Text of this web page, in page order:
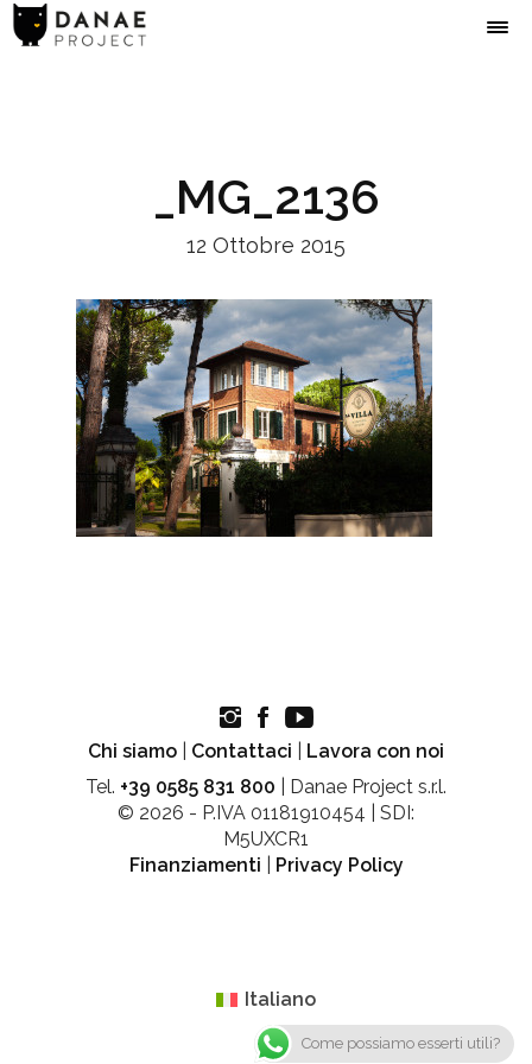
_MG_2136
12 Ottobre 2015
Chi siamo Contattaci
Lavora con noi
Tel. +39 0585 831 800 | Danae Project s.r.l.
© 2026 - P.IVA 01181910454 | SDI:
M5UXCR1
Finanziamenti
Privacy Policy
Come possiamo esserti utili?
Italiano